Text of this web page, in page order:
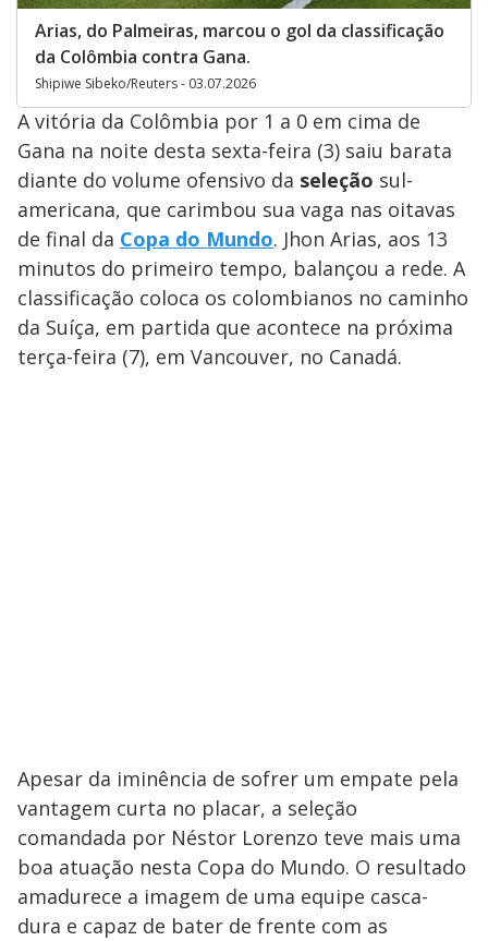
Arias, do Palmeiras, marcou o gol da classificação
da Colômbia contra Gana.
Shipiwe Sibeko/Reuters - 03.07.2026
A vitória da Colômbia por 1 a 0 em cima de
Gana na noite desta sexta-feira (3) saiu barata
diante do volume ofensivo da seleção sul-
americana, que carimbou sua vaga nas oitavas
de final da Copa do Mundo. Jhon Arias, aos 13
minutos do primeiro tempo, balançou a rede. A
classificação coloca os colombianos no caminho
da Suíça, em partida que acontece na próxima
terça-feira (7), em Vancouver, no Canadá.
Apesar da iminência de sofrer um empate pela
vantagem curta no placar, a seleção
comandada por Néstor Lorenzo teve mais uma
boa atuação nesta Copa do Mundo. O resultado
amadurece a imagem de uma equipe casca-
dura e capaz de bater de frente com as